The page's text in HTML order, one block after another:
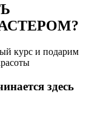
курс и подарим
здесь